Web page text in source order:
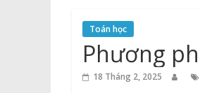
Bình
Thuận
Cổng
Toán học
Phương
18 Tháng 2, 2025